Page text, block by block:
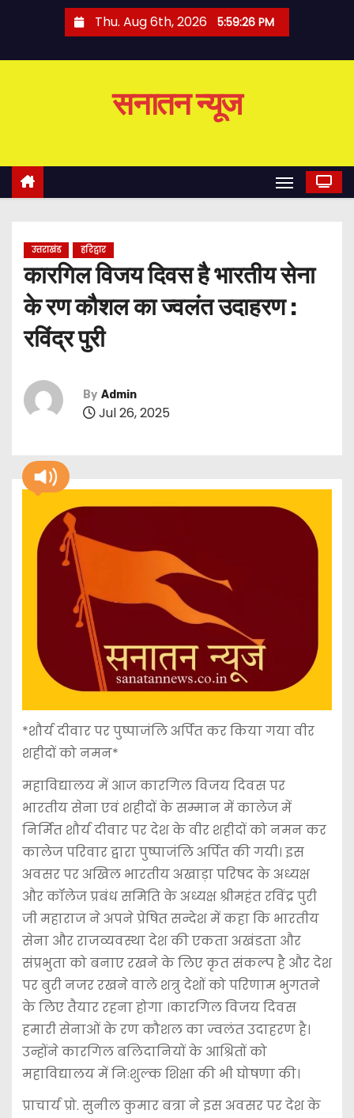
o
Thu. Aug 6th, 2026 5:59:27 PM
सनातन न्यूज
उत्तराखंड हरिद्वार
कारगिल विजय दिवस है भारतीय सेना
के रण कौशल का ज्वलंत उदाहरण :
रविंद्र पुरी
By Admin
Jul 26, 2025
*शौर्य दीवार पर पुष्पाजंलि अर्पित कर किया गया वीर
शहीदों को नमन*
महाविद्यालय में आज कारगिल विजय दिवस पर
भारतीय सेना एवं शहीदों के सम्मान में कालेज में
निर्मित शौर्य दीवार पर देश के वीर शहीदों को नमन कर
कालेज परिवार द्वारा पुष्पाजंलि अर्पित की गयी। इस
अवसर पर अखिल भारतीय अखाड़ा परिषद के अध्यक्ष
और कॉलेज प्रबंध समिति के अध्यक्ष श्रीमहंत रविंद्र पुरी
जी महाराज ने अपने प्रेषित सन्देश में कहा कि भारतीय
सेना और राजव्यवस्था देश की एकता अखंडता और
संप्रभुता को बनाए रखने के लिए कृत संकल्प है और देश
पर बुरी नजर रखने वाले शत्रु देशों को परिणाम भुगतने
के लिए तैयार रहना होगा ।कारगिल विजय दिवस
हमारी सेनाओं के रण कौशल का ज्वलंत उदाहरण है।
उन्होंने कारगिल बलिदानियों के आश्रितों को
महाविद्यालय में निःशुल्क शिक्षा की भी घोषणा की।
प्राचार्य प्रो. सुनील कुमार बत्रा ने इस अवसर पर देश के